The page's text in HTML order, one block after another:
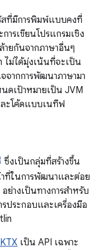
สที่มีการพิมพ์แบบคงที่
ารเขียนโปรแกรมเชิง
ยกันจากภาษาอื่นๆ
ม่ได้มุ่งเน้นที่จะเป็น
จากการพัฒนาภาษามา
ดเป้าหมายเป็น JVM
ะโค้ดแบบเนทีฟ
ซึ่งเป็นกลุ่มที่สร้างขึ้น
ที่ในการพัฒนาและต่อย
างเป็นทางการสำหรับ
ประกอบและเครื่องมือ
เป็น API เฉพาะ